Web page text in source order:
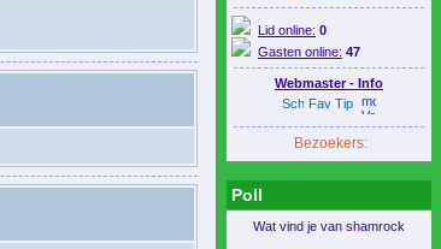
Lid online: 0
Gasten online: 47
Webmaster - Info
Bezoekers:
Poll
Wat vind je van shamrock